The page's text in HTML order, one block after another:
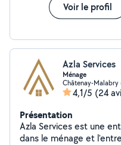
Voir le profil
Azla Services
Ménage
Châtenay-Malabry
4,1/5 (24
Présentation
Azla Services est une
dans le ménage et